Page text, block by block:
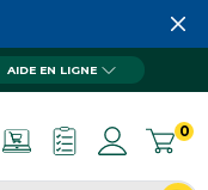
AIDE EN LIGNE
0